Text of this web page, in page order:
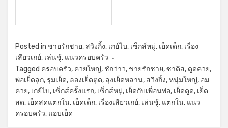
Posted in ชายรักชาย, สวิงกิ้ง, เกย์ไบ, เซ็กส์หมู่, เย็ดเด็ก, เรื่อง
เสียวเกย์, เล่นชู้, แนวครอบครัว
Tagged ครอบครัว, ควยใหญ่, ชักว่าว, ชายรักชาย,ซาดิส, ดูดควย,
พ่อเย็ดลูก, รุมเย็ด, ลองเย็ดตูด, ลุงเย็ดหลาน, สวิงกิ้ง,หนุ่มใหญ่, อม
ควย, เกย์ไบ, เซ็กส์ครั้งแรก, เซ็กส์หมู่, เย็ดกับเพื่อนพ่อ, เย็ดตูด, เย็ด
สด, เย็ดสดแตกใน, เย็ดเด็ก, เรื่องเสียวเกย์, เล่นชู้, แตกใน, แนว
ครอบครัว, แอบเย็ด